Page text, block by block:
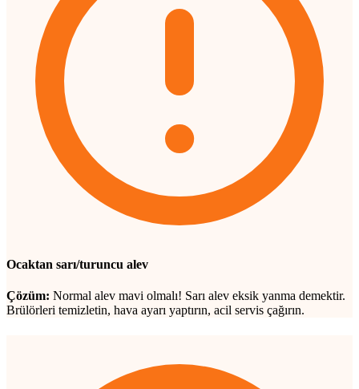
Ocaktan sarı/turuncu alev
Çözüm: Normal alev mavi olmalı! Sarı alev eksik yanma demektir.
Brülörleri temizletin, hava ayarı yaptırın, acil servis çağırın.